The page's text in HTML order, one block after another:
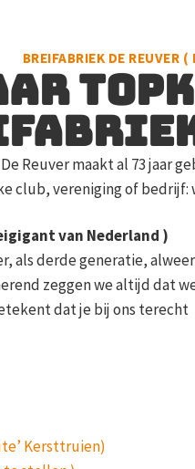
BREIFABRIEK DE REUVER
Reuver maakt al 73 jaar
club, vereniging of bedrijf:
van Nederland )
als derde generatie, alweer
zeggen we altijd dat
dat je bij ons terecht
Kersttruien)